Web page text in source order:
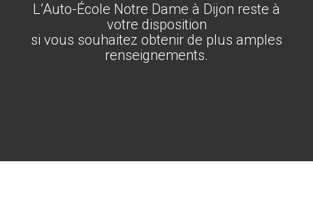
L’Auto-École Notre Dame à Dijon reste à
votre disposition
si vous souhaitez obtenir de plus amples
renseignements.